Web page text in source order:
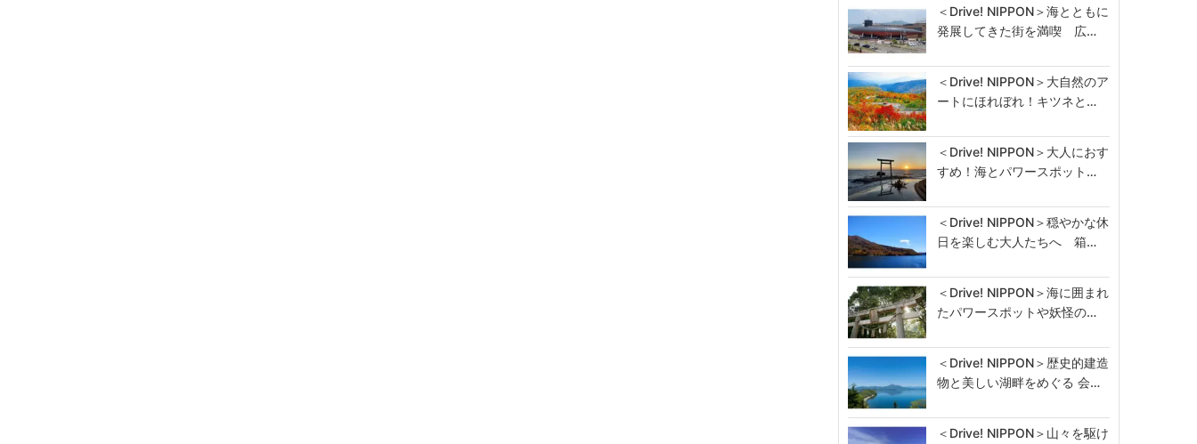
＜Drive! NIPPON＞海とともに
発展してきた街を満喫 広…
＜Drive! NIPPON＞大自然のア
ートにほれぼれ！キツネと…
＜Drive! NIPPON＞大人におす
すめ！海とパワースポット…
＜Drive! NIPPON＞穏やかな休
日を楽しむ大人たちへ 箱…
＜Drive! NIPPON＞海に囲まれ
たパワースポットや妖怪の…
＜Drive! NIPPON＞歴史的建造
物と美しい湖畔をめぐる 会…
＜Drive! NIPPON＞山々を駆け